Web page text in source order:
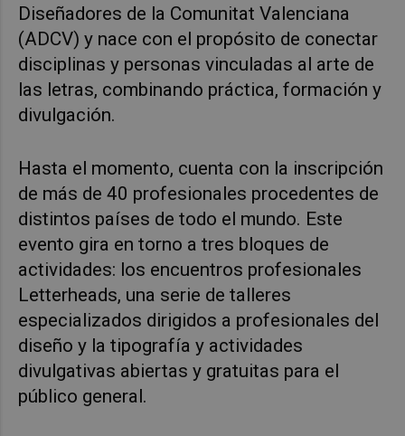
Diseñadores de la Comunitat Valenciana
(ADCV) y nace con el propósito de conectar
disciplinas y personas vinculadas al arte de
las letras, combinando práctica, formación y
divulgación.
Hasta el momento, cuenta con la inscripción
de más de 40 profesionales procedentes de
distintos países de todo el mundo. Este
evento gira en torno a tres bloques de
actividades: los encuentros profesionales
Letterheads, una serie de talleres
especializados dirigidos a profesionales del
diseño y la tipografía y actividades
divulgativas abiertas y gratuitas para el
público general.